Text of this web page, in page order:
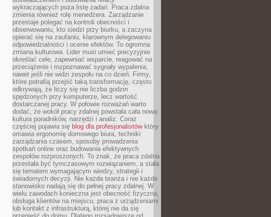
wykraczających poza listę zadań. Praca zdalna
zmienia również rolę menedżera. Zarządzanie
przestaje polegać na kontroli obecności i
obserwowaniu, kto siedzi przy biurku, a zaczyna
opierać się na zaufaniu, klarownym delegowaniu
odpowiedzialności i ocenie efektów. To ogromna
zmiana kulturowa. Lider musi umieć precyzyjnie
określać cele, zapewniać wsparcie, reagować na
przeciążenie i rozpoznawać sygnały wypalenia,
nawet jeśli nie widzi zespołu na co dzień. Firmy,
które potrafią przejść taką transformację, często
odkrywają, że liczy się nie liczba godzin
spędzonych przy komputerze, lecz wartość
dostarczanej pracy. W połowie rozważań warto
dodać, że wokół pracy zdalnej powstała cała nowa
kultura poradników, narzędzi i analiz. Coraz
częściej pojawia się blog dla profesjonalistówktóry
omawia ergonomię domowego biura, techniki
zarządzania czasem, sposoby prowadzenia
spotkań online oraz budowania efektywnych
zespołów rozproszonych. To znak, że praca zdalna
przestała być tymczasowym rozwiązaniem, a stała
się tematem wymagającym wiedzy, strategii i
świadomych decyzji. Nie każda branża i nie każde
stanowisko nadają się do pełnej pracy zdalnej. W
wielu zawodach konieczna jest obecność fizyczna,
obsługa klientów na miejscu, praca z urządzeniami
lub kontakt z infrastrukturą, której nie da się